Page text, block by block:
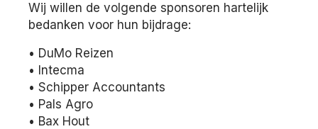
Wij willen de volgende sponsoren hartelijk
bedanken voor hun bijdrage:
• DuMo Reizen
• Intecma
• Schipper Accountants
• Pals Agro
• Bax Hout